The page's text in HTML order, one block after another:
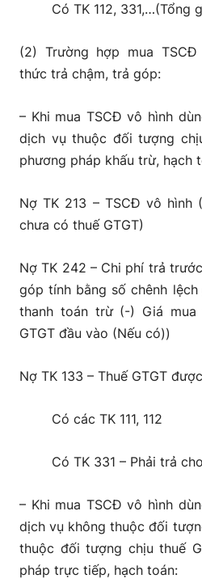
Có TK 112, 331,…(Tổng
(2) Trường hợp mua
thức trả chậm, trả góp:
– Khi mua TSCĐ vô hình
dịch vụ thuộc đối tượng
phương pháp khấu trừ, hạch
Nợ TK 213 – TSCĐ vô hình
chưa có thuế GTGT)
Nợ TK 242 – Chi phí trả
góp tính bằng số chênh
thanh toán trừ (-) Giá
GTGT đầu vào (Nếu có))
Nợ TK 133 – Thuế GTGT
Có các TK 111, 112
Có TK 331 – Phải trả
– Khi mua TSCĐ vô hình
dịch vụ không thuộc đối
thuộc đối tượng chịu thuế
pháp trực tiếp, hạch toán: